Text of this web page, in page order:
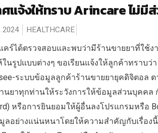
ศแจ้งให้ทราบ Arincare ไม่
2024 HEALTHCARE
ร์ได้ตรวจสอบและพบว่ามีร้านขายยาที่ใช้งา
นรูปแบบต่างๆ ขอเรียนแจ้งให้ลูกค้าทราบ
ระบบข้อมูลลูกค้าร้านขายยายุคดิจิตอล
นยาทุกท่านให้ระวังการให้ข้อมูลส่วนบุคคล
หรือการยินยอมให้ผู้อื่นลงโปรแกรมหรือ
ลอย่างแน่นหนาโดยให้ความสำคัญกับเรื่อง